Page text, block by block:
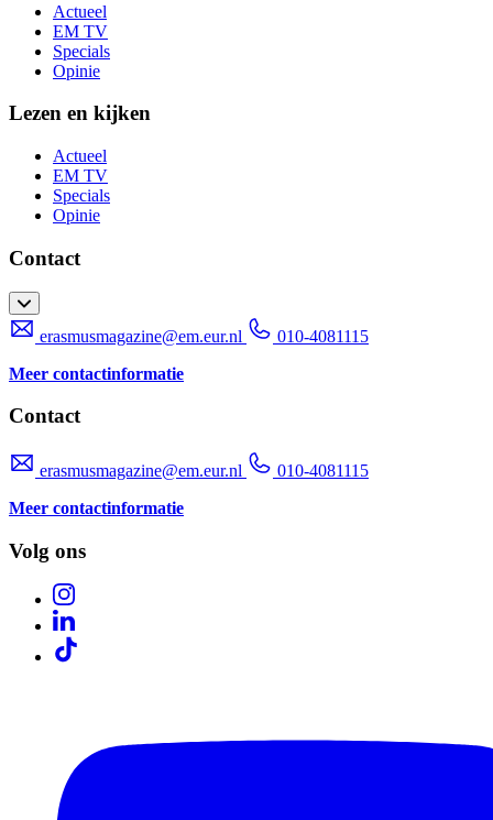
Actueel
EM TV
Specials
Opinie
Lezen en kijken
Actueel
EM TV
Specials
Opinie
Contact
erasmusmagazine@em.eur.nl
010-4081115
Meer contactinformatie
Contact
erasmusmagazine@em.eur.nl
010-4081115
Meer contactinformatie
Volg ons